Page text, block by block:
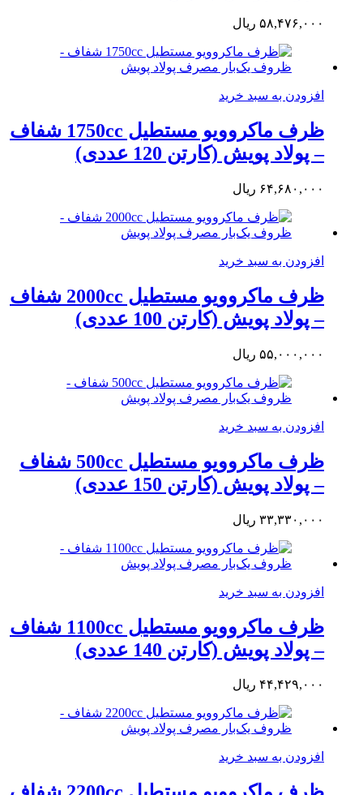
۵۸,۴۷۶,۰۰۰ ریال
افزودن به سبد خرید
ظرف ماکروویو مستطیل 1750cc شفاف
– پولاد پویش (کارتن 120 عددی)
۶۴,۶۸۰,۰۰۰ ریال
افزودن به سبد خرید
ظرف ماکروویو مستطیل 2000cc شفاف
– پولاد پویش (کارتن 100 عددی)
۵۵,۰۰۰,۰۰۰ ریال
افزودن به سبد خرید
ظرف ماکروویو مستطیل 500cc شفاف
– پولاد پویش (کارتن 150 عددی)
۳۳,۳۳۰,۰۰۰ ریال
افزودن به سبد خرید
ظرف ماکروویو مستطیل 1100cc شفاف
– پولاد پویش (کارتن 140 عددی)
۴۴,۴۲۹,۰۰۰ ریال
افزودن به سبد خرید